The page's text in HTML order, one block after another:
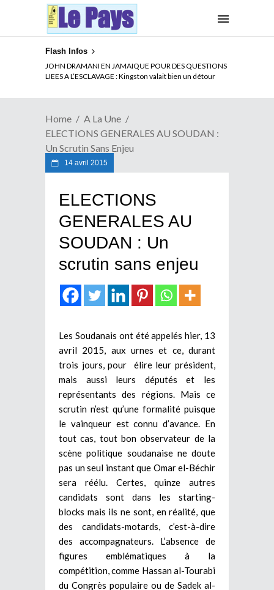
Flash Infos
JOHN DRAMANI EN JAMAIQUE POUR DES QUESTIONS
LIEES A L’ESCLAVAGE : Kingston valait bien un détour
ELECTION DE TALON A LA TETE DU SENAT BENINOIS :
Quand Patrice quitte le pouvoir sans partir !
Home
A La Une
ELECTIONS GENERALES AU SOUDAN :
Un Scrutin Sans Enjeu
14 avril 2015
ELECTIONS
GENERALES AU
SOUDAN : Un
scrutin sans enjeu
Les Soudanais ont été appelés hier, 13
avril 2015, aux urnes et ce, durant
trois jours, pour élire leur président,
mais aussi leurs députés et les
représentants des régions. Mais ce
scrutin n’est qu’une formalité puisque
le vainqueur est connu d’avance. En
tout cas, tout bon observateur de la
scène politique soudanaise ne doute
pas un seul instant que Omar el-Béchir
sera réélu. Certes, quinze autres
candidats sont dans les starting-
blocks mais ils ne sont, en réalité, que
des candidats-motards, c’est-à-dire
des accompagnateurs. L’absence de
figures emblématiques à la
compétition, comme Hassan al-Tourabi
du Congrès populaire ou de Sadek al-